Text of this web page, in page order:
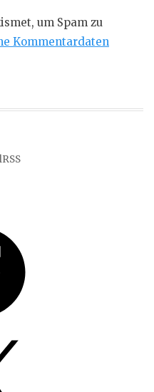
um Spam zu
Kommentardaten
RSS